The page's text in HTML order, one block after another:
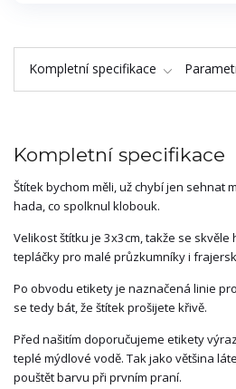
Kompletní specifikace
Kompletní specifikace
Štítek bychom měli, už chybí jen sehnat
hada, co spolknul klobouk.
Velikost štítku je 3x3cm, takže se
tepláčky pro malé průzkumníky i
Po obvodu etikety je naznačená linie
se tedy bát, že štítek prošijete křivě.
Před našitím doporučujeme etikety
teplé mýdlové vodě. Tak jako většina
pouštět barvu při prvním praní.